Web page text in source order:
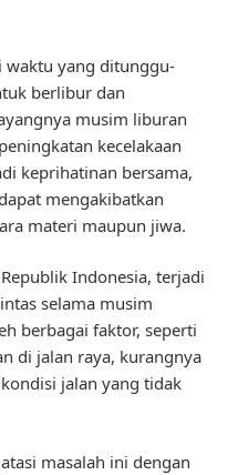
waktu yang ditunggu-
berlibur dan
musim liburan
kecelakaan
keprihatinan bersama,
mengakibatkan
materi maupun jiwa.
Indonesia, terjadi
selama musim
berbagai faktor, seperti
di jalan raya, kurangnya
jalan yang tidak
masalah ini dengan